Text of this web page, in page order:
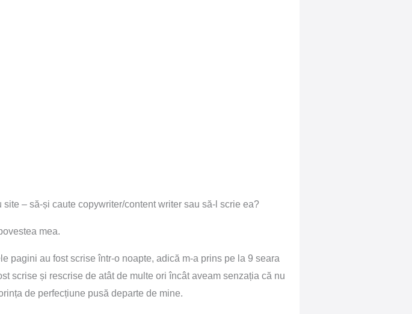
– să-și caute copywriter/content writer sau să-l scrie ea?
mea.
pagini au fost scrise într-o noapte, adică m-a prins pe la 9 seara
scrise și rescrise de atât de multe ori încât aveam senzația că nu
de perfecțiune pusă departe de mine.